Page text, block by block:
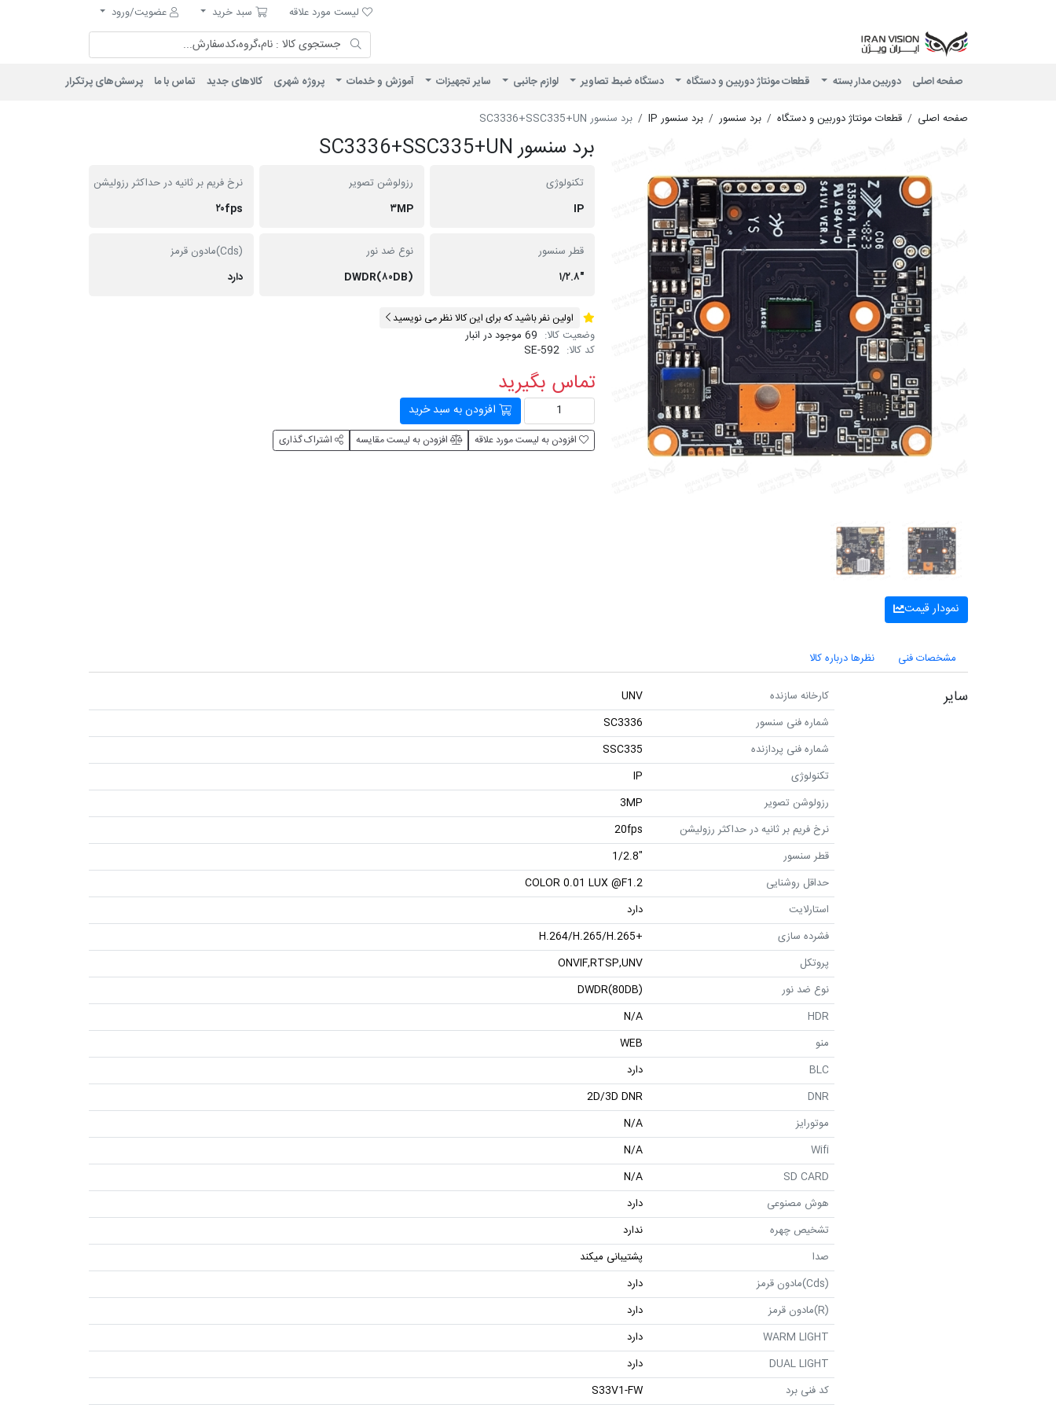
لیست مورد علاقه
لیست مورد علاقه سبد خرید
سبد خرید
عضویت/ورود
صفحه اصلی دوربین مدار بسته قطعات مونتاژ دوربین و دستگاه دستگاه ضبط تصاویر لوازم جانبی سایر تجهیزات آموزش و خدمات پروژه شهری کالاهای جدید تماس با ما پرسش‌های پرتکرار
صفحه اصلی قطعات مونتاژ دوربین و دستگاه برد سنسور برد سنسور IP برد سنسور SC3336+SSC335+UN
نمودار قیمت
برد سنسور SC3336+SSC335+UN
تکنولوژی
IP
رزولوشن تصویر
۳MP
نرخ فریم بر ثانیه در حداکثر رزولیشن
۲۰fps
قطر سنسور
"۱/۲.۸
نوع ضد نور
DWDR(۸۰DB)
(Cds)مادون قرمز
دارد
اولین نفر باشید که برای این کالا نظر می نویسید
وضعیت کالا: 69 موجود در انبار
کد کالا: SE-592
تماس بگیرید
افزودن به سبد خرید
افزودن به لیست مورد علاقه افزودن به لیست مقایسه اشتراک گذاری
مشخصات فنی نظرها درباره کالا
سایر کارخانه سازنده
UNV
شماره فنی سنسور
SC3336
شماره فنی پردازنده
SSC335
تکنولوژی
IP
رزولوشن تصویر
3MP
نرخ فریم بر ثانیه در حداکثر رزولیشن
20fps
قطر سنسور
"1/2.8
حداقل روشنایی
COLOR 0.01 LUX @F1.2
استارلایت
دارد
فشرده سازی
+H.264/H.265/H.265
پروتکل
ONVIF,RTSP,UNV
نوع ضد نور
DWDR(80DB)
HDR
N/A
منو
WEB
BLC
دارد
DNR
2D/3D DNR
موتورایز
N/A
Wifi
N/A
SD CARD
N/A
هوش مصنوعی
دارد
تشخیص چهره
ندارد
صدا
پشتیبانی میکند
(Cds)مادون قرمز
دارد
(R)مادون قرمز
دارد
WARM LIGHT
دارد
DUAL LIGHT
دارد
کد فنی برد
S33V1-FW